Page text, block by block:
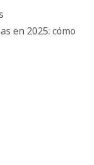
en 2025: cómo